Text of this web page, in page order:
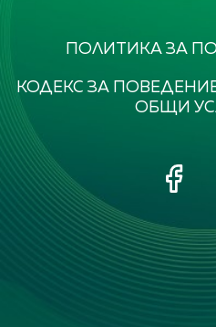
ПОЛИТИКА ЗА
КОДЕКС ЗА
ОБЩИ